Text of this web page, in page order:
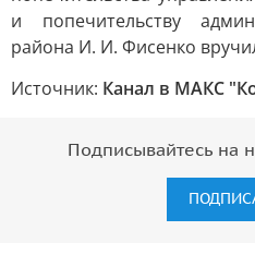
Источник: Канал в МАКС
Подписывайтесь на